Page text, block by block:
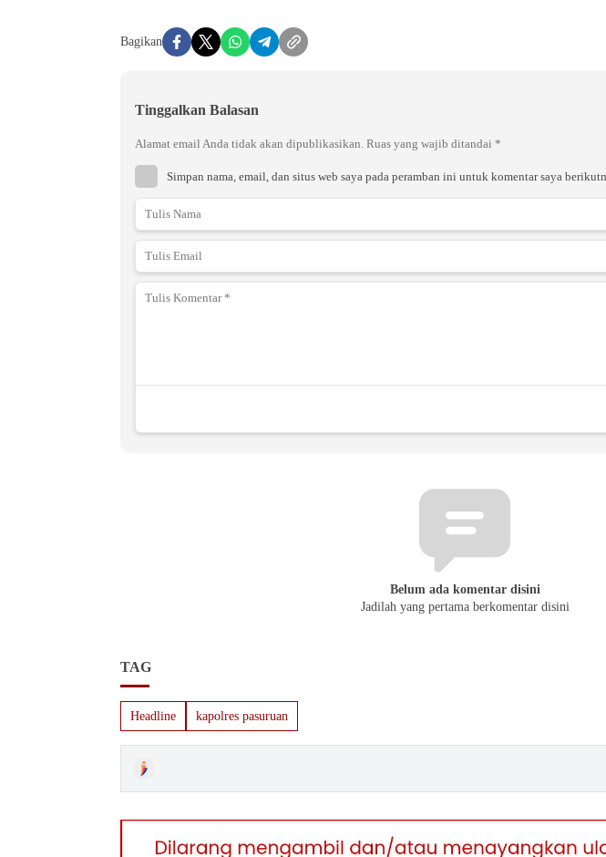
Bagikan
Tinggalkan Balasan
Alamat email Anda tidak akan dipublikasikan. Ruas yang wajib ditandai *
Simpan nama, email, dan situs web saya pada peramban ini untuk komentar saya
Belum ada komentar disini
Jadilah yang pertama berkomentar disini
TAG
Headline kapolres pasuruan